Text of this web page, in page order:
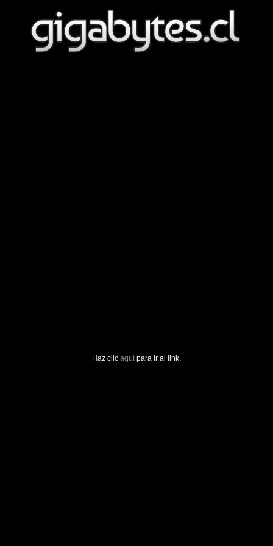
Haz clic aquí para ir al link.